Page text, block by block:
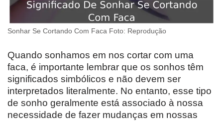
Sonhar Se Cortando Com Faca Foto: Reprodução
Quando sonhamos em nos cortar com uma
faca, é importante lembrar que os sonhos têm
significados simbólicos e não devem ser
interpretados literalmente. No entanto, esse tipo
de sonho geralmente está associado à nossa
necessidade de fazer mudanças em nossas